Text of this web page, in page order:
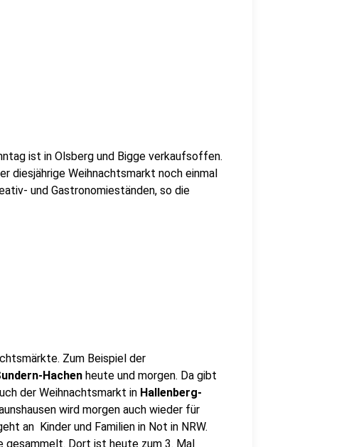
ist in Olsberg und Bigge verkaufsoffen.
diesjährige Weihnachtsmarkt noch einmal
und Gastronomieständen, so die
Zum Beispiel der
Hachen heute und morgen. Da gibt
der Weihnachtsmarkt in Hallenberg-
wird morgen auch wieder für
an Kinder und Familien in Not in NRW.
gesammelt. Dort ist heute zum 3. Mal